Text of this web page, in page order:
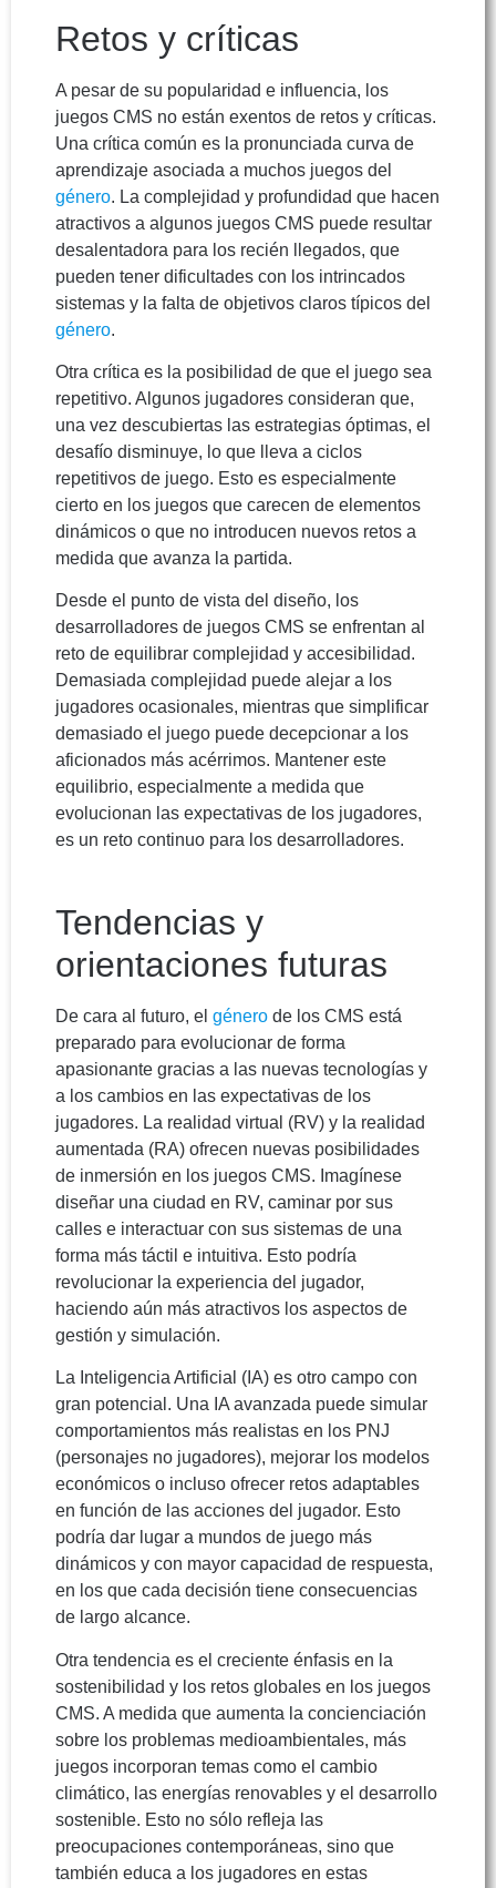
Retos y críticas
A pesar de su popularidad e influencia, los
juegos CMS no están exentos de retos y críticas.
Una crítica común es la pronunciada curva de
aprendizaje asociada a muchos juegos del
género. La complejidad y profundidad que hacen
atractivos a algunos juegos CMS puede resultar
desalentadora para los recién llegados, que
pueden tener dificultades con los intrincados
sistemas y la falta de objetivos claros típicos del
género.
Otra crítica es la posibilidad de que el juego sea
repetitivo. Algunos jugadores consideran que,
una vez descubiertas las estrategias óptimas, el
desafío disminuye, lo que lleva a ciclos
repetitivos de juego. Esto es especialmente
cierto en los juegos que carecen de elementos
dinámicos o que no introducen nuevos retos a
medida que avanza la partida.
Desde el punto de vista del diseño, los
desarrolladores de juegos CMS se enfrentan al
reto de equilibrar complejidad y accesibilidad.
Demasiada complejidad puede alejar a los
jugadores ocasionales, mientras que simplificar
demasiado el juego puede decepcionar a los
aficionados más acérrimos. Mantener este
equilibrio, especialmente a medida que
evolucionan las expectativas de los jugadores,
es un reto continuo para los desarrolladores.
Tendencias y
orientaciones futuras
De cara al futuro, el género de los CMS está
preparado para evolucionar de forma
apasionante gracias a las nuevas tecnologías y
a los cambios en las expectativas de los
jugadores. La realidad virtual (RV) y la realidad
aumentada (RA) ofrecen nuevas posibilidades
de inmersión en los juegos CMS. Imagínese
diseñar una ciudad en RV, caminar por sus
calles e interactuar con sus sistemas de una
forma más táctil e intuitiva. Esto podría
revolucionar la experiencia del jugador,
haciendo aún más atractivos los aspectos de
gestión y simulación.
La Inteligencia Artificial (IA) es otro campo con
gran potencial. Una IA avanzada puede simular
comportamientos más realistas en los PNJ
(personajes no jugadores), mejorar los modelos
económicos o incluso ofrecer retos adaptables
en función de las acciones del jugador. Esto
podría dar lugar a mundos de juego más
dinámicos y con mayor capacidad de respuesta,
en los que cada decisión tiene consecuencias
de largo alcance.
Otra tendencia es el creciente énfasis en la
sostenibilidad y los retos globales en los juegos
CMS. A medida que aumenta la concienciación
sobre los problemas medioambientales, más
juegos incorporan temas como el cambio
climático, las energías renovables y el desarrollo
sostenible. Esto no sólo refleja las
preocupaciones contemporáneas, sino que
también educa a los jugadores en estas